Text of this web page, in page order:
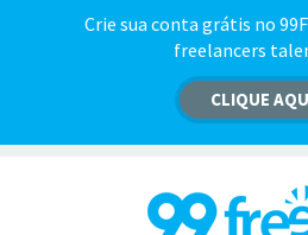
Crie sua conta grátis no
freelancers
CLIQUE